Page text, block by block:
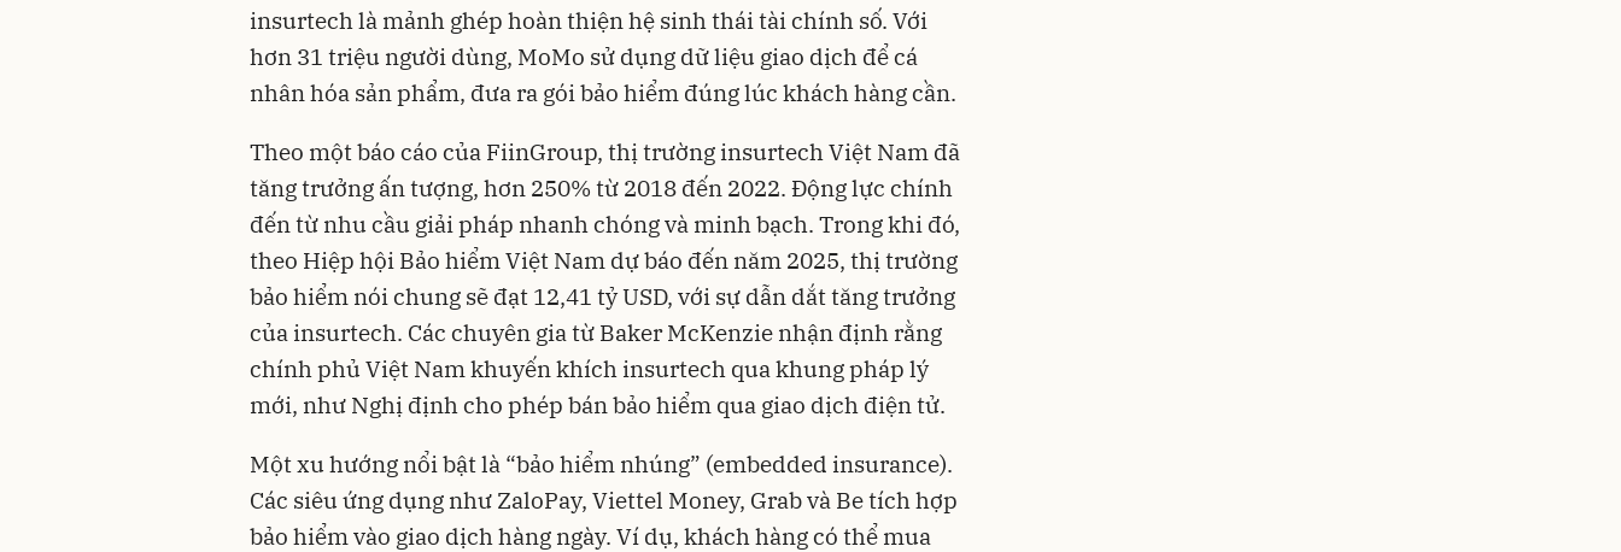
insurtech là mảnh ghép hoàn thiện hệ sinh thái tài chính số. Với
hơn 31 triệu người dùng, MoMo sử dụng dữ liệu giao dịch để cá
nhân hóa sản phẩm, đưa ra gói bảo hiểm đúng lúc khách hàng cần.
Theo một báo cáo của FiinGroup, thị trường insurtech Việt Nam đã
tăng trưởng ấn tượng, hơn 250% từ 2018 đến 2022. Động lực chính
đến từ nhu cầu giải pháp nhanh chóng và minh bạch. Trong khi đó,
theo Hiệp hội Bảo hiểm Việt Nam dự báo đến năm 2025, thị trường
bảo hiểm nói chung sẽ đạt 12,41 tỷ USD, với sự dẫn dắt tăng trưởng
của insurtech. Các chuyên gia từ Baker McKenzie nhận định rằng
chính phủ Việt Nam khuyến khích insurtech qua khung pháp lý
mới, như Nghị định cho phép bán bảo hiểm qua giao dịch điện tử.
Một xu hướng nổi bật là “bảo hiểm nhúng” (embedded insurance).
Các siêu ứng dụng như ZaloPay, Viettel Money, Grab và Be tích hợp
bảo hiểm vào giao dịch hàng ngày. Ví dụ, khách hàng có thể mua